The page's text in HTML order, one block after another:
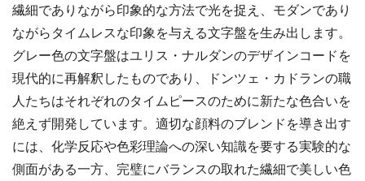
繊細でありながら印象的な方法で光を捉え、モダンであり
ながらタイムレスな印象を与える文字盤を生み出します。
グレー色の文字盤はユリス・ナルダンのデザインコードを
現代的に再解釈したものであり、ドンツェ・カドランの職
人たちはそれぞれのタイムピースのために新たな色合いを
絶えず開発しています。適切な顔料のブレンドを導き出す
には、化学反応や色彩理論への深い知識を要する実験的な
側面がある一方、完璧にバランスの取れた繊細で美しい色